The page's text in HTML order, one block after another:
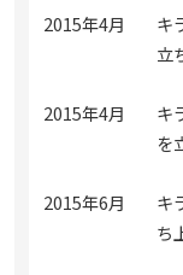
2015年4月
キ
立
2015年4月
キ
を
2015年6月
キ
ち